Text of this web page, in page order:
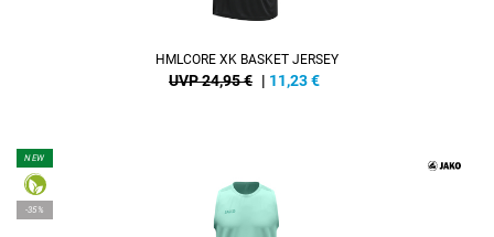
HMLCORE XK BASKET JERSEY
UVP 24,95 € | 11,23€
NEW
-35%